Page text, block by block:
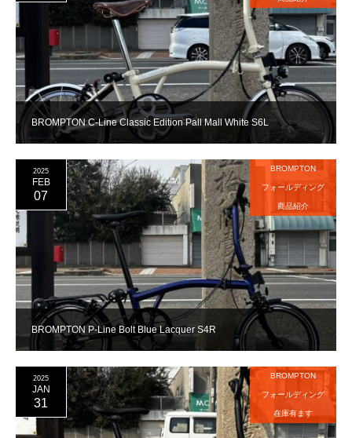
BROMPTON C-Line Classic Edition Pall Mall White S6L
BROMPTON P-Line Bolt Blue Lacquer S4R
2025
FEB
07
BROMPTON
フォールディング
商品紹介
2025
JAN
31
BROMPTON
フォールディング
在庫有ます